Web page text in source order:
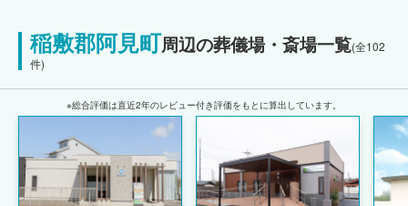
稲敷郡阿見町周辺の葬儀場・斎場一覧(全102
件)
※総合評価は直近2年のレビュー付き評価をもとに算出しています。